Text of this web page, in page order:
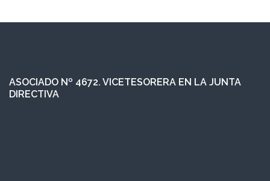
ASOCIADO Nº 4672. VICETESORERA EN LA JUNTA
DIRECTIVA